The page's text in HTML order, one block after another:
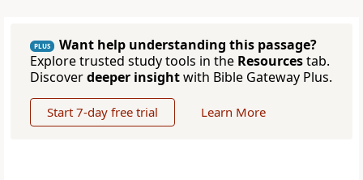
PLUS
Want help understanding this passage?
Explore trusted study tools in the Resourcestab.
Discoverdeeper insightwith Bible Gateway Plus.
Start 7-day free trial Learn More